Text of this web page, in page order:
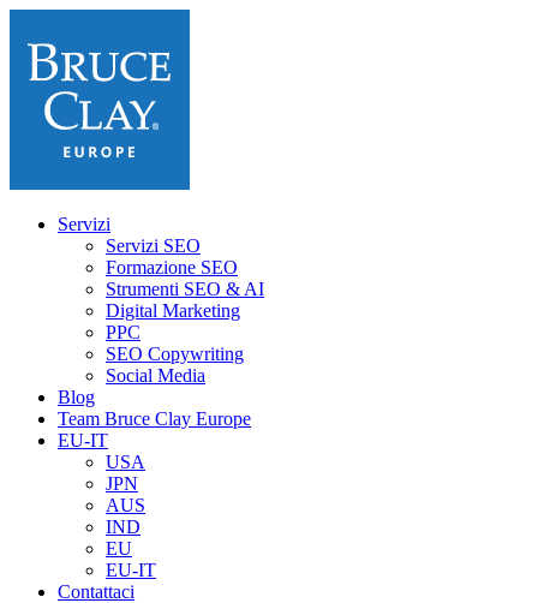
Servizi
Servizi SEO
Formazione SEO
Strumenti SEO & AI
Digital Marketing
PPC
SEO Copywriting
Social Media
Blog
Team Bruce Clay Europe
EU-IT
USA
JPN
AUS
IND
EU
EU-IT
Contattaci